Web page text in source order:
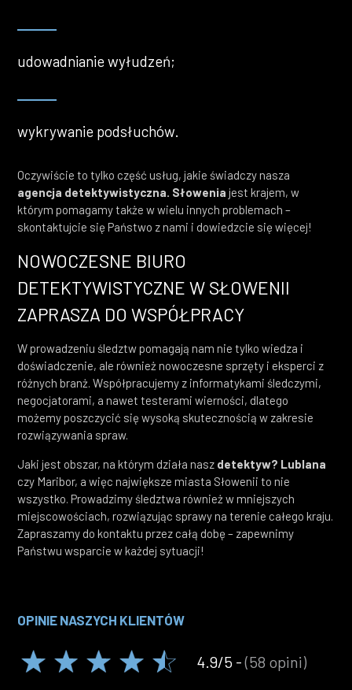
udowadnianie wyłudzeń;
wykrywanie podsłuchów.
Oczywiście to tylko część usług, jakie świadczy nasza
agencja detektywistyczna. Słowenia jest krajem, w
którym pomagamy także w wielu innych problemach –
skontaktujcie się Państwo z nami i dowiedzcie się więcej!
NOWOCZESNE BIURO
DETEKTYWISTYCZNE W SŁOWENII
ZAPRASZA DO WSPÓŁPRACY
W prowadzeniu śledztw pomagają nam nie tylko wiedza i
doświadczenie, ale również nowoczesne sprzęty i eksperci z
różnych branż. Współpracujemy z informatykami śledczymi,
negocjatorami, a nawet testerami wierności, dlatego
możemy poszczycić się wysoką skutecznością w zakresie
rozwiązywania spraw.
Jaki jest obszar, na którym działa nasz detektyw? Lublana
czy Maribor, a więc największe miasta Słowenii to nie
wszystko. Prowadzimy śledztwa również w mniejszych
miejscowościach, rozwiązując sprawy na terenie całego kraju.
Zapraszamy do kontaktu przez całą dobę – zapewnimy
Państwu wsparcie w każdej sytuacji!
OPINIE NASZYCH KLIENTÓW
4.9/5 -(58 opini)